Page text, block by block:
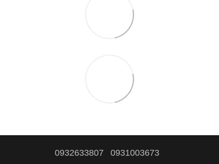
0932633807 0931003673